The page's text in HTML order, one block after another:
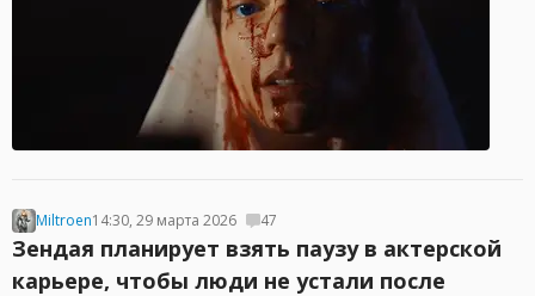
Miltroen14:30, 29 марта 2026 47
Зендая планирует взять паузу в актерской
карьере, чтобы люди не устали после